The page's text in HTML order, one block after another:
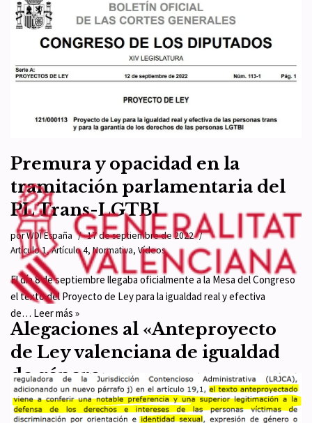
autoidentificado mujer
WDI España 27 de septiembre de 2022 Actualidad
Lo que de ninguna manera iba a pasar ya ha pasado: un hombre
maltratador elude las restricciones y limitaciones que la Ley de
Premura y opacidad en la
tramitación parlamentaria del
PL Trans-LGTBI
porWDI España
17 de septiembre de 2022
Artículo 1,Artículo 4,Normativa, Vídeos
El día 8 de septiembre llegaba oficialmente a la Mesa del Congreso
el texto del Proyecto de Ley para la igualdad real y efectiva
de… Leer más »
Alegaciones al «Anteproyecto
de Ley valenciana de igualdad
de género»
porWDI España 29 de julio de 2022 Actualidad,Normativa